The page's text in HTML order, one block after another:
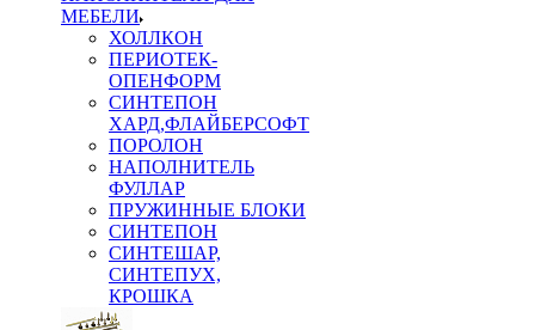
МЕБЕЛИ
ХОЛЛКОН
ПЕРИОТЕК-
ОПЕНФОРМ
СИНТЕПОН
ХАРД,ФЛАЙБЕРСОФТ
ПОРОЛОН
НАПОЛНИТЕЛЬ
ФУЛЛАР
ПРУЖИННЫЕ БЛОКИ
СИНТЕПОН
СИНТЕШАР,
СИНТЕПУХ,
КРОШКА